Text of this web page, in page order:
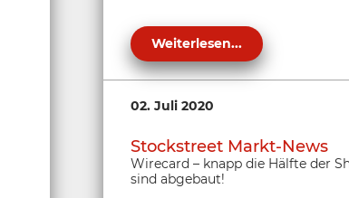
Weiterlesen...
02. Juli 2020
Stockstreet Markt-News
Wirecard – knapp die Hälfte der
sind abgebaut!